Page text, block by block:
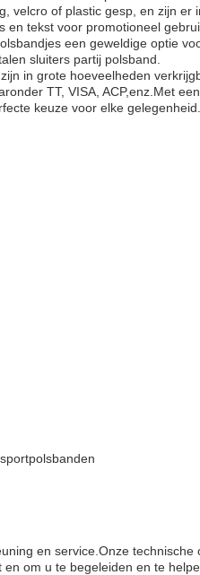
velcro of plastic gesp, en zijn er
tekst voor promotioneel
een geweldige optie
sluiters partij polsband.
in grote hoeveelheden
TT, VISA, ACP,enz.Met
keuze voor elke gelegenheid.
en service.Onze technische
om u te begeleiden en te